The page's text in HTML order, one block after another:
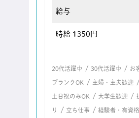
給与
時給 1350円
20代活躍中 / 30代活躍中 / お
ブランクOK / 主婦・主夫歓迎 /
土日祝のみOK / 大学生歓迎 /
り / 立ち仕事 / 経験者・有資